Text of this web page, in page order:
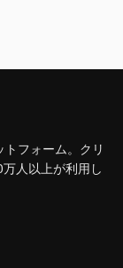
フォーム。クリ
人以上が利用し